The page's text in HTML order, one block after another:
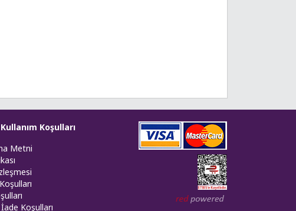
Koşulları
Metni
Koşulları
Web tasarım: Red Bilişim